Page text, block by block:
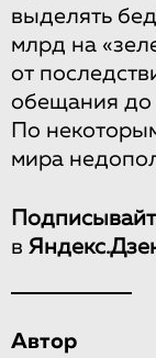
выделять
млрд на
от
обещания до
По
мира
в
Автор